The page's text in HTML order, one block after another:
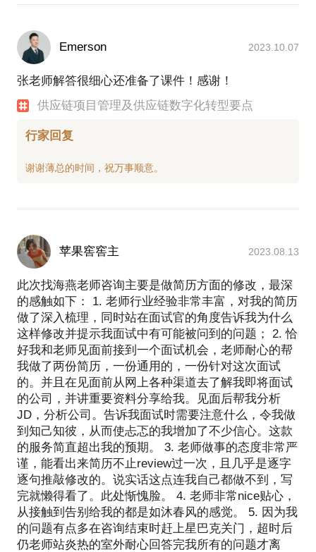
Emerson 2023.10.07
张老师解答很细心还准备了课件！感谢！
供应链项目管理及供应链数字化转型要点
行家回复
苹果窖窖主 2023.08.13
此次找海燕老师咨询主要是做简历方面的修改，最深
的感触如下： 1. 老师行业经验非常丰富，对我的简历
做了深入梳理，同时站在面试官的角度告诉我为什么
这样修改并提示我面试中有可能被问到的问题； 2. 恰
好我和老师见面前接到一个面试机会，老师耐心的帮
我做了两份简历，一份通用的，一份针对这次面试
的。并且在见面前从网上各种渠道去了解我即将面试
的公司，并讲重要资料分享给我。见面后帮我分析
JD，分析公司。告诉我面试时需要注意什么，令我做
到知己知彼，从而使忐忑的我增加了不少信心。这款
的服务简直超出我的预期。 3. 老师做事的态度非常严
谨，能看出来简历不止review过一次，且几乎是逐字
逐句推敲修改的。说实话这点连我自己都做不到，写
完就懒得看了。此处惭愧脸。 4. 老师非常nice贴心，
从接触到告别给我的都是如沐春风的感觉。 5. 因为我
的问题有点多在咨询结束时赶上星巴克关门，超时后
仍老师站炎热的室外耐心回答完我所有的问题才离